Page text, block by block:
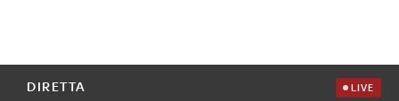
DIRETTA LIVE